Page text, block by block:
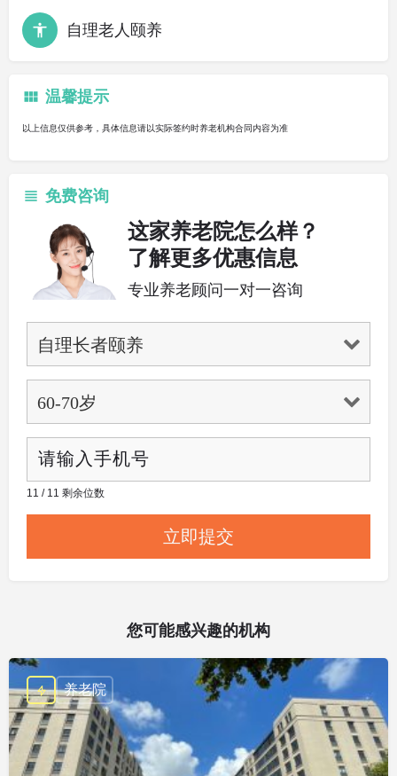
自理老人颐养
温馨提示
以上信息仅供参考，具体信息请以实际签约时养老机构合同内容为准
免费咨询
这家养老院怎么样？
了解更多优惠信息
专业养老顾问一对一咨询
11 / 11 剩余位数
您可能感兴趣的机构
养老院